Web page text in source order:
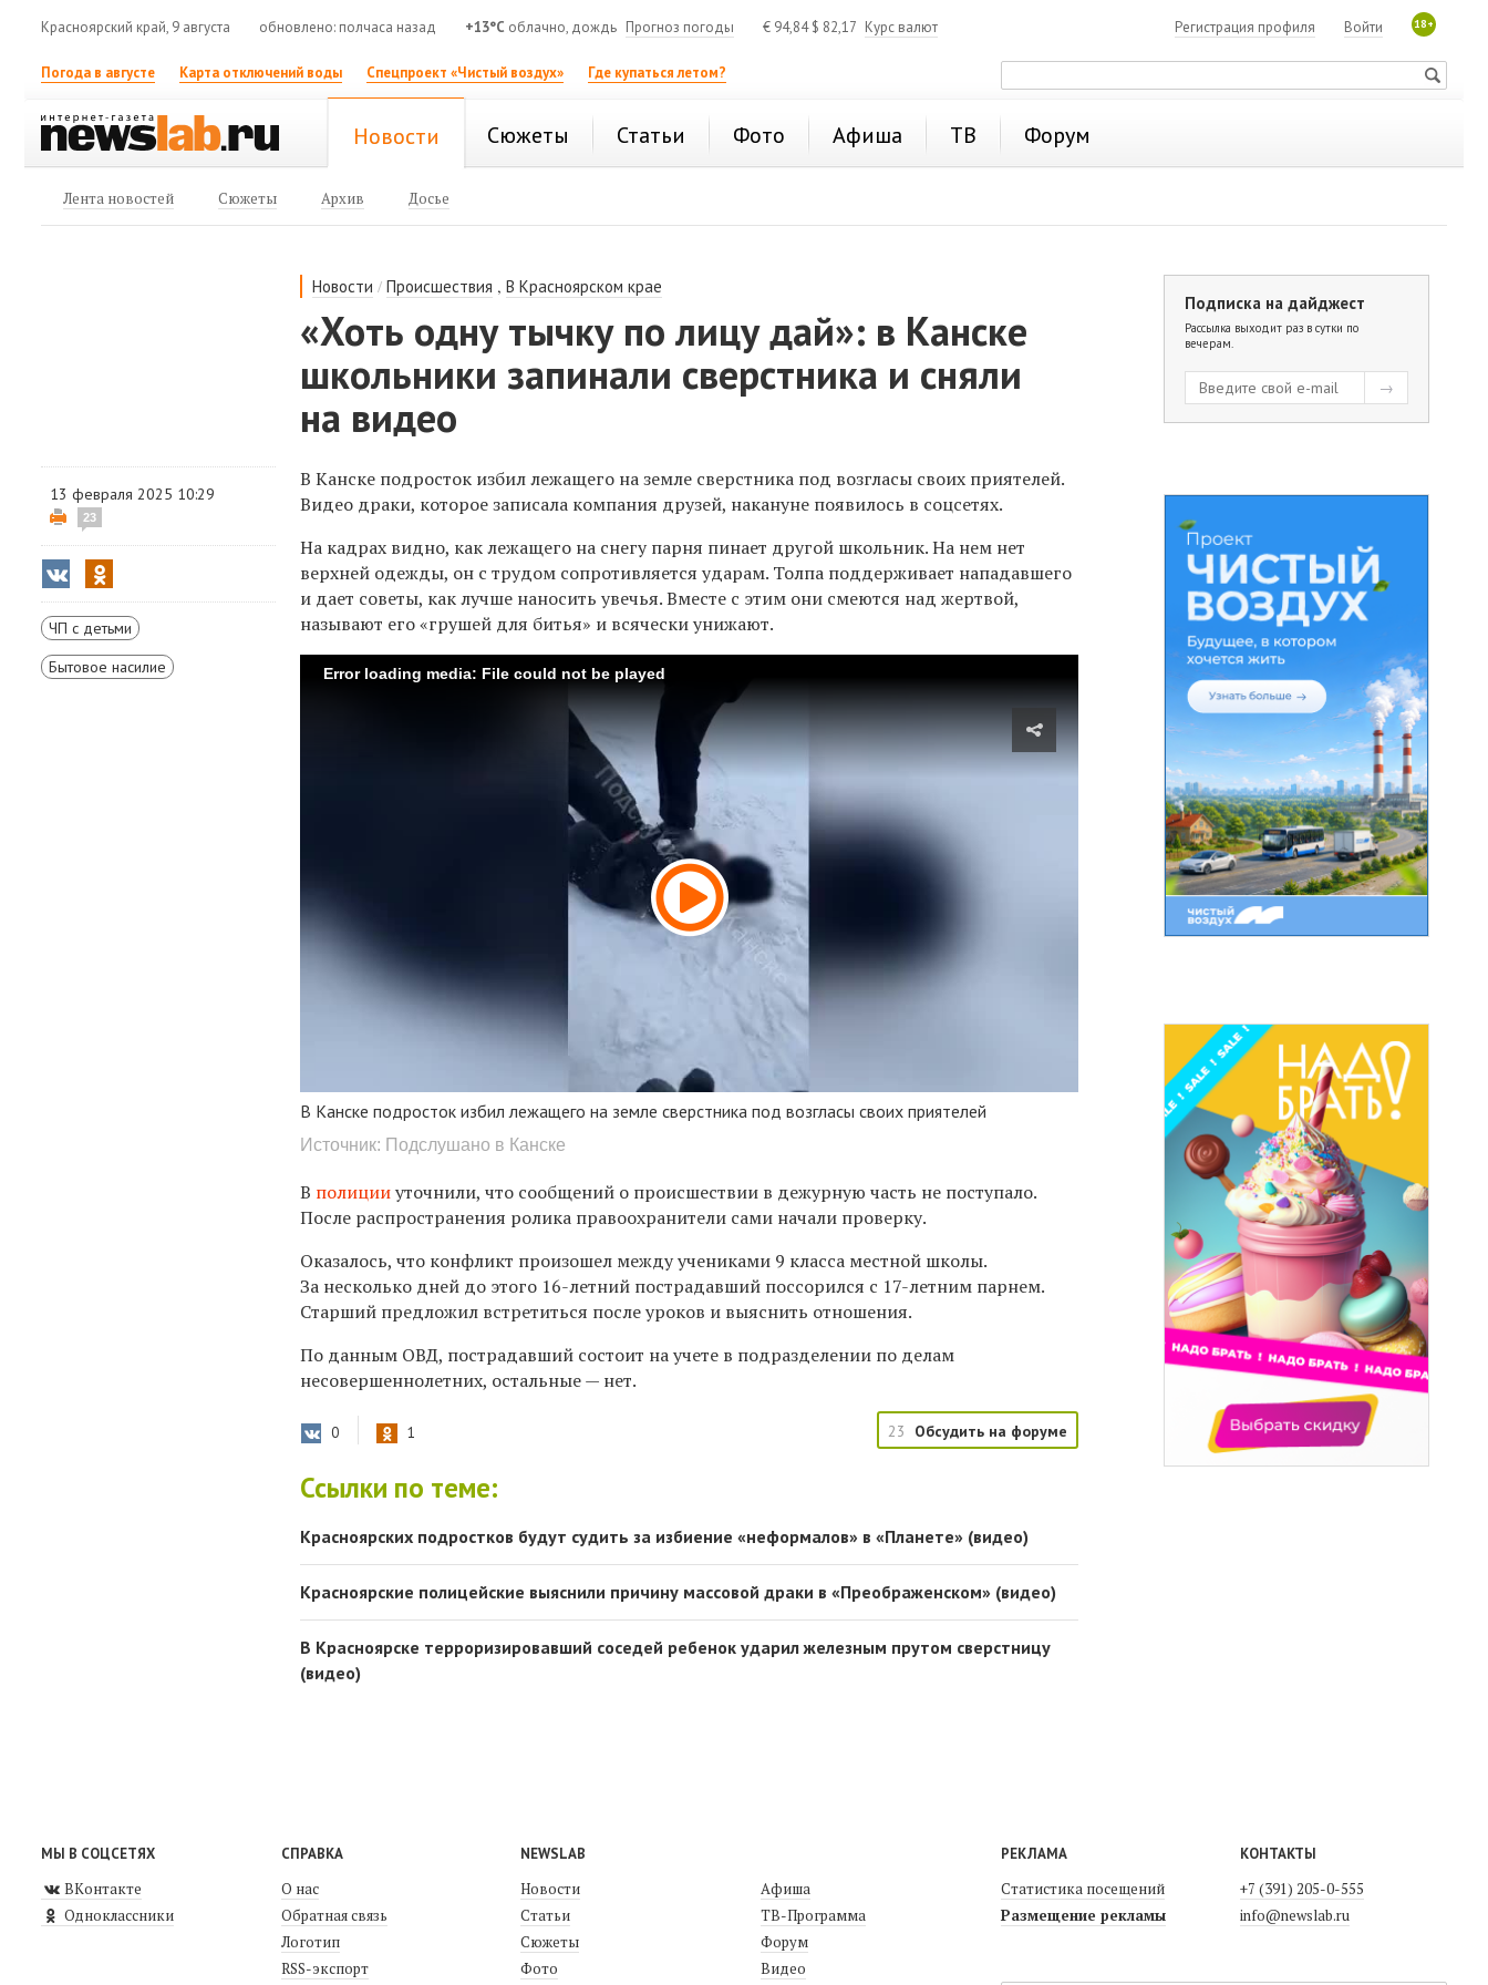
Красноярский край, 9 августа обновлено: полчаса назад +13°C облачно, дождь Прогноз погоды € 94,84$ 82,17 Курс валют 18+
Войти
Регистрация профиля
Погода в августе Карта отключений воды Спецпроект «Чистый воздух» Где купаться летом?
Новости Сюжеты Статьи Фото Афиша ТВ Форум
Лента новостей Сюжеты Архив Досье
Новости /Происшествия ,В Красноярском крае
«Хоть одну тычку по лицу дай»: в Канске
школьники запинали сверстника и сняли
на видео
13 февраля 2025 10:29
23
ЧП с детьми
Бытовое насилие
В Канске подросток избил лежащего на земле сверстника под возгласы своих приятелей.
Видео драки, которое записала компания друзей, накануне появилось в соцсетях.
На кадрах видно, как лежащего на снегу парня пинает другой школьник. На нем нет
верхней одежды, он с трудом сопротивляется ударам. Толпа поддерживает нападавшего
и дает советы, как лучше наносить увечья. Вместе с этим они смеются над жертвой,
называют его «грушей для битья» и всячески унижают.
Error loading media: File could not be played
В Канске подросток избил лежащего на земле сверстника под возгласы своих приятелей
Источник: Подслушано в Канске
В полицииуточнили, что сообщений о происшествии в дежурную часть не поступало.
После распространения ролика правоохранители сами начали проверку.
Оказалось, что конфликт произошел между учениками 9 класса местной школы.
За несколько дней до этого 16-летний пострадавший поссорился с 17-летним парнем.
Старший предложил встретиться после уроков и выяснить отношения.
По данным ОВД, пострадавший состоит на учете в подразделении по делам
несовершеннолетних, остальные — нет.
0 1 23 Обсудить на форуме
Ссылки по теме:
Красноярских подростков будут судить за избиение «неформалов» в «Планете» (видео)
Красноярские полицейские выяснили причину массовой драки в «Преображенском» (видео)
В Красноярске терроризировавший соседей ребенок ударил железным прутом сверстницу
(видео)
Подписка на дайджест
Рассылка выходит раз в сутки по
вечерам.
МЫ В СОЦСЕТЯХ
ВКонтакте
Одноклассники
СПРАВКА
О нас
Обратная связь
Логотип
RSS-экспорт
NEWSLAB
Новости
Статьи
Сюжеты
Фото
Афиша
ТВ-Программа
Форум
Видео
РЕКЛАМА
Статистика посещений
Размещение рекламы
КОНТАКТЫ
+7 (391) 205-0-555
info@newslab.ru